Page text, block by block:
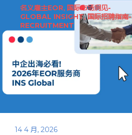
名义雇主EOR, 国际市场洞见-
GLOBAL INSIGHT,国际招聘指南-
RECRUITMENT
14 4 月, 2026